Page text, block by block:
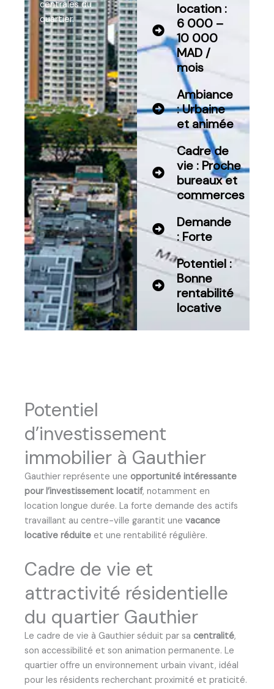
centrales du
quartier.
location :
6 000 –
10 000
MAD /
mois
Ambiance
: Urbaine
et animée
Cadre de
vie : Proche
bureaux et
commerces
Demande
: Forte
Potentiel :
Bonne
rentabilité
locative
Potentiel
d’investissement
immobilier à Gauthier
Gauthier représente une opportunité intéressante
pour l’investissement locatif, notamment en
location longue durée. La forte demande des actifs
travaillant au centre-ville garantit une vacance
locative réduite et une rentabilité régulière.
Cadre de vie et
attractivité résidentielle
du quartier Gauthier
Le cadre de vie à Gauthier séduit par sa centralité,
son accessibilité et son animation permanente. Le
quartier offre un environnement urbain vivant, idéal
pour les résidents recherchant proximité et praticité.